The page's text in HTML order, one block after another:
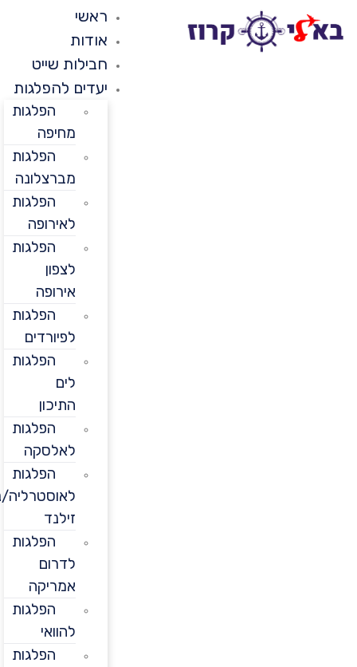
ראשי
אודות
חבילות שייט
יעדים להפלגות
הפלגות
מחיפה
הפלגות
מברצלונה
הפלגות
לאירופה
הפלגות
אירופה
הפלגות
לפיורדים
הפלגות
התיכון
הפלגות
לאלסקה
הפלגות
לאוסטרליה/ניו
הפלגות
לדרום
אמריקה
הפלגות
הפלגות